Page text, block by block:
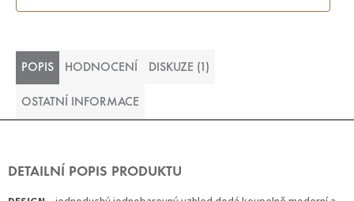
POPIS HODNOCENÍ DISKUZE (1)
OSTATNÍ INFORMACE
DETAILNÍ POPIS PRODUKTU